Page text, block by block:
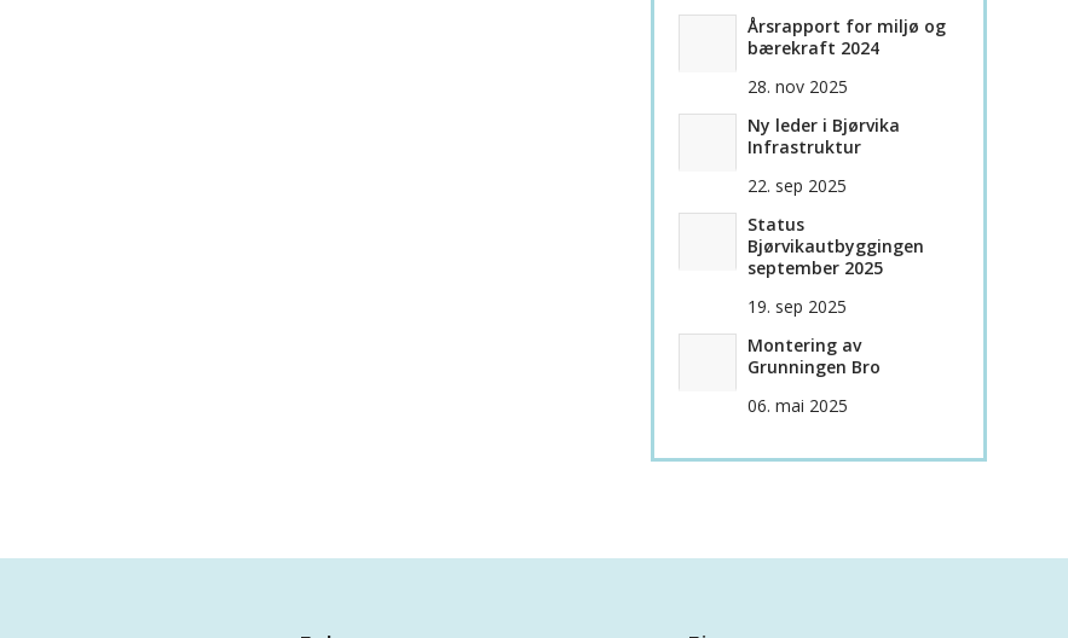
Årsrapport for miljø og
bærekraft 2024
28. nov 2025
Ny leder i Bjørvika
Infrastruktur
22. sep 2025
Status
Bjørvikautbyggingen
september 2025
19. sep 2025
Montering av
Grunningen Bro
06. mai 2025